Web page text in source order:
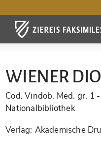
WIENER
Cod. Vindob. Med. gr. 1
Nationalbibliothek
Verlag: Akademische